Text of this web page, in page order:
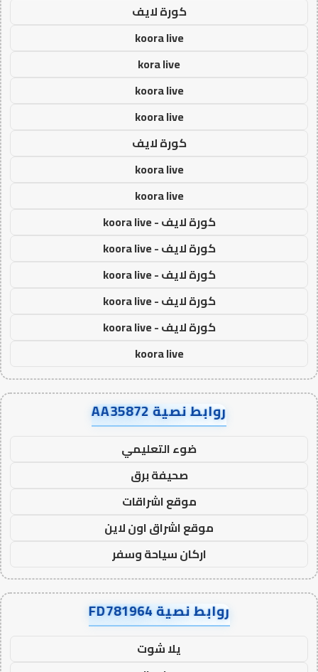
كورة لايف
koora live
kora live
koora live
koora live
كورة لايف
koora live
koora live
كورة لايف - koora live
كورة لايف - koora live
كورة لايف - koora live
كورة لايف - koora live
كورة لايف - koora live
koora live
روابط نصية AA35872
ضوء التعليمي
صحيفة برق
موقع اشراقات
موقع اشراق اون لاين
اركان سياحة وسفر
روابط نصية FD781964
يلا شوت